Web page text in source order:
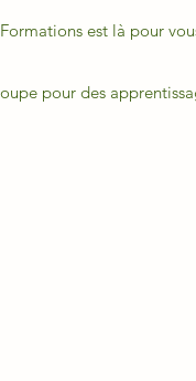
est là pour
pour des